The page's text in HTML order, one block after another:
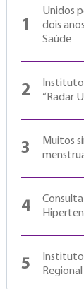
1
Unidos
dois
Saúde
2
“Radar
3
Muitos
4
5
Instituto